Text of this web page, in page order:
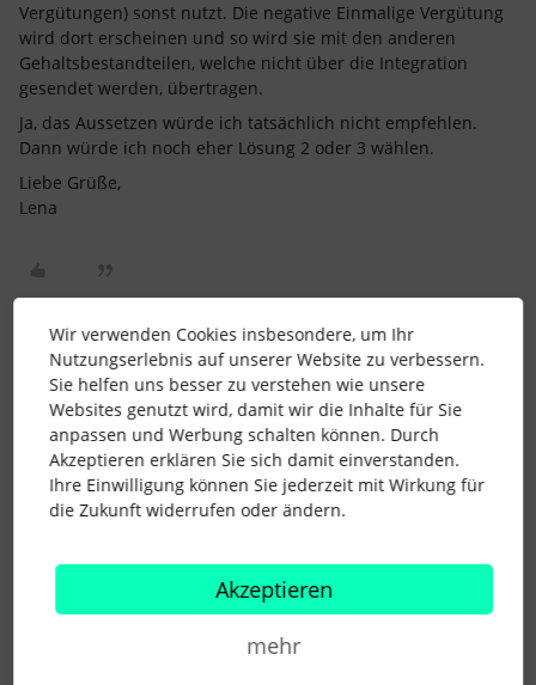
Vergütungen) sonst nutzt. Die negative Einmalige Vergütung
wird dort erscheinen und so wird sie mit den anderen
Gehaltsbestandteilen, welche nicht über die Integration
gesendet werden, übertragen.
Ja, das Aussetzen würde ich tatsächlich nicht empfehlen.
Dann würde ich noch eher Lösung 2 oder 3 wählen.
Liebe Grüße,
Lena
Lena Forum|Forum|4 years ago
Haha@Chipmunkie, da warst Du einen Ticken schneller mit
Deiner Antwort.
Vielen Dank für das Teilen, Deiner Erfahrung. :)
Liebe Grüße,
Wir verwenden Cookies insbesondere, um Ihr
Nutzungserlebnis auf unserer Website zu verbessern.
Sie helfen uns besser zu verstehen wie unsere
Websites genutzt wird, damit wir die Inhalte für Sie
anpassen und Werbung schalten können. Durch
Akzeptieren erklären Sie sich damit einverstanden.
Ihre Einwilligung können Sie jederzeit mit Wirkung für
die Zukunft widerrufen oder ändern.
Akzeptieren
mehr